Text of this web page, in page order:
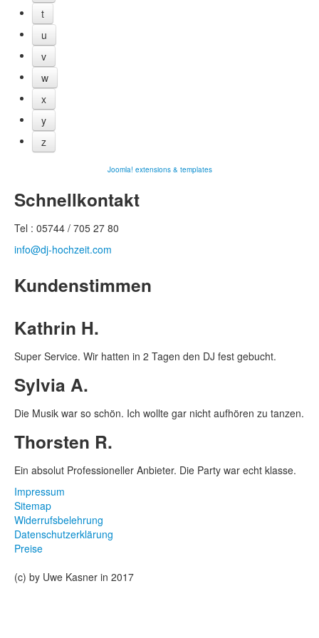
t
u
v
w
x
y
z
Joomla! extensions & templates
Schnellkontakt
Tel : 05744 / 705 27 80
info@dj-hochzeit.com
Kundenstimmen
Kathrin H.
Super Service. Wir hatten in 2 Tagen den DJ fest gebucht.
Sylvia A.
Die Musik war so schön. Ich wollte gar nicht aufhören zu tanzen.
Thorsten R.
Ein absolut Professioneller Anbieter. Die Party war echt klasse.
Impressum
Sitemap
Widerrufsbelehrung
Datenschutzerklärung
Preise
(c) by Uwe Kasner in 2017